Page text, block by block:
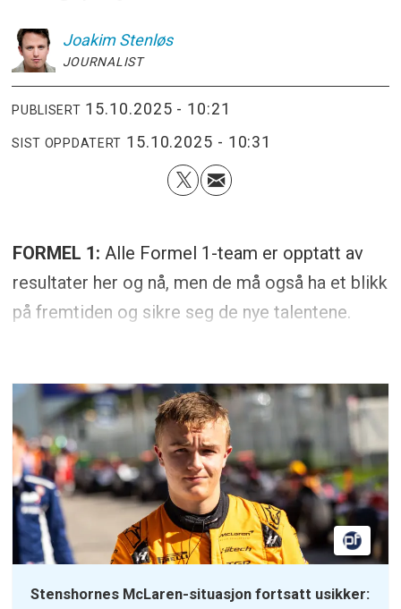
Joakim Stenløs
JOURNALIST
PUBLISERT 15.10.2025 - 10:21
SIST OPPDATERT 15.10.2025 - 10:31
FORMEL 1: Alle Formel 1-team er opptatt av
resultater her og nå, men de må også ha et blikk
på fremtiden og sikre seg de nye talentene.
Stenshornes McLaren-situasjon fortsatt usikker: